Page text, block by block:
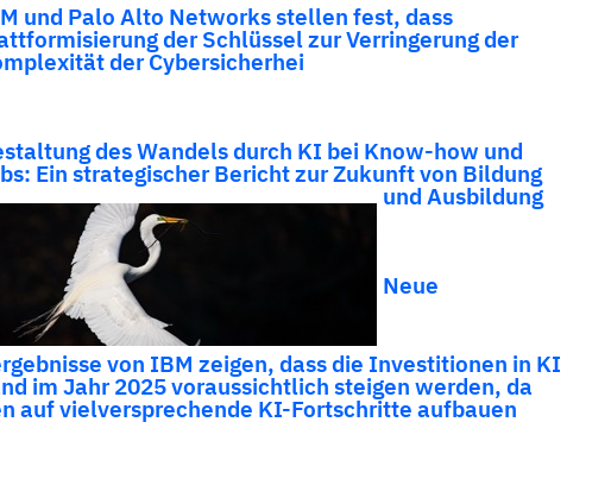
und Palo Alto Networks stellen fest, dass
der Schlüssel zur Verringerung der
der Cybersicherhei
des Wandels durch KI bei Know-how und
Ein strategischer Bericht zur Zukunft von Bildung
und Ausbildung
Neue
von IBM zeigen, dass die Investitionen in KI
im Jahr 2025 voraussichtlich steigen werden, da
auf vielversprechende KI-Fortschritte aufbauen